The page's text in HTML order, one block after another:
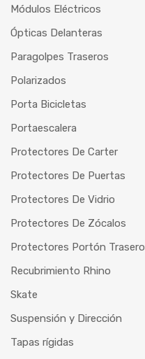
Módulos Eléctricos
Ópticas Delanteras
Paragolpes Traseros
Polarizados
Porta Bicicletas
Portaescalera
Protectores De Carter
Protectores De Puertas
Protectores De Vidrio
Protectores De Zócalos
Protectores Portón Trasero
Recubrimiento Rhino
Skate
Suspensión y Dirección
Tapas rígidas